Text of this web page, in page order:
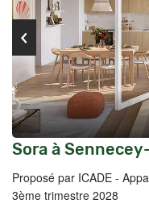
Sora à
Proposé par ICADE -
3ème trimestre 2028